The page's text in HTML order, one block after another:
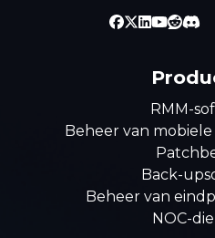
RMM-
Beheer van
Back-
Beheer van
NOC-